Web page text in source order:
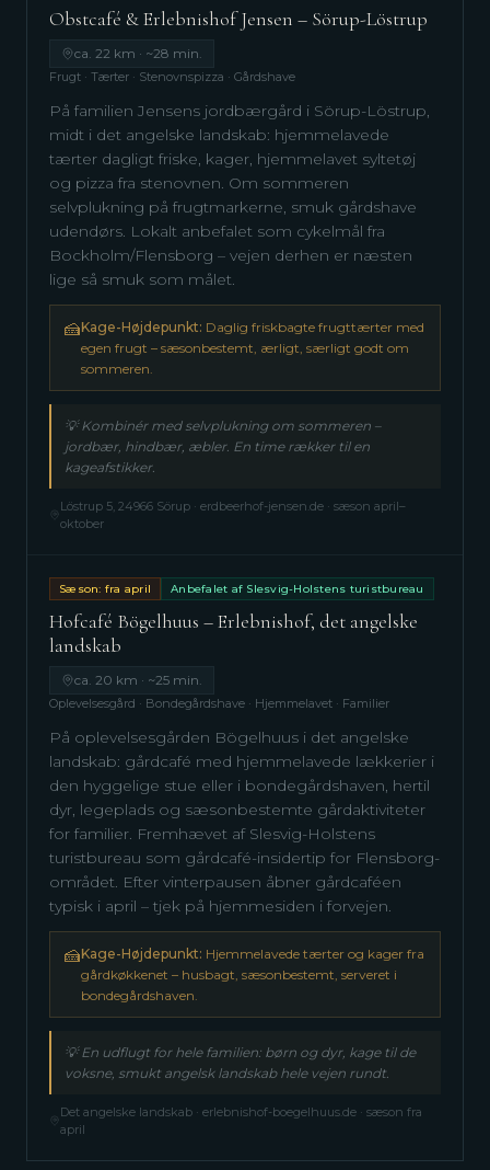
Obstcafé & Erlebnishof Jensen – Sörup-Löstrup
ca. 22 km · ~28 min.
Frugt · Tærter · Stenovnspizza · Gårdshave
På familien Jensens jordbærgård i Sörup-Löstrup,
midt i det angelske landskab: hjemmelavede
tærter dagligt friske, kager, hjemmelavet syltetøj
og pizza fra stenovnen. Om sommeren
selvplukning på frugtmarkerne, smuk gårdshave
udendørs. Lokalt anbefalet som cykelmål fra
Bockholm/Flensborg – vejen derhen er næsten
lige så smuk som målet.
🍰Kage-Højdepunkt: Daglig friskbagte frugttærter med
egen frugt – sæsonbestemt, ærligt, særligt godt om
sommeren.
💡Kombinér med selvplukning om sommeren –
jordbær, hindbær, æbler. En time rækker til en
kageafstikker.
Löstrup 5, 24966 Sörup · erdbeerhof-jensen.de · sæson april–
oktober
Sæson: fra april Anbefalet af Slesvig-Holstens turistbureau
Hofcafé Bögelhuus – Erlebnishof, det angelske
landskab
ca. 20 km · ~25 min.
Oplevelsesgård · Bondegårdshave · Hjemmelavet · Familier
På oplevelsesgården Bögelhuus i det angelske
landskab: gårdcafé med hjemmelavede lækkerier i
den hyggelige stue eller i bondegårdshaven, hertil
dyr, legeplads og sæsonbestemte gårdaktiviteter
for familier. Fremhævet af Slesvig-Holstens
turistbureau som gårdcafé-insidertip for Flensborg-
området. Efter vinterpausen åbner gårdcaféen
typisk i april – tjek på hjemmesiden i forvejen.
🍰Kage-Højdepunkt: Hjemmelavede tærter og kager fra
gårdkøkkenet – husbagt, sæsonbestemt, serveret i
bondegårdshaven.
💡En udflugt for hele familien: børn og dyr, kage til de
voksne, smukt angelsk landskab hele vejen rundt.
Det angelske landskab · erlebnishof-boegelhuus.de · sæson fra
april